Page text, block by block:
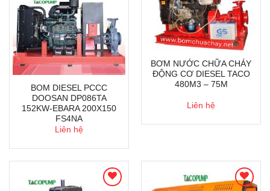
BOM DIESEL PCCC
DOOSAN DP086TA
152KW-EBARA 200X150
FS4NA
Liên hệ
BƠM NƯỚC CHỮA CHÁY
ĐỘNG CƠ DIESEL TACO
480M3 – 75M
Liên hệ